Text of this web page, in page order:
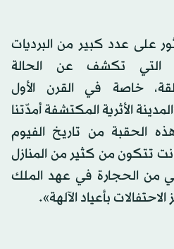
على عدد كبير من البرديات
التي تكشف عن الحالة
خاصة في القرن الأول
الأثرية المكتشفة أمدّتنا
هذه الحقبة من تاريخ الفيوم
تتكون من كثير من المنازل
من الحجارة في عهد الملك
بأعياد الآلهة».